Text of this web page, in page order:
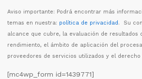
Aviso importante: Podrá encontrar más informaci
temas en nuestra: política de privacidad. Su
alcance que cubre, la evaluación de resultados
rendimiento, el ámbito de aplicación del
proveedores de servicios utilizados y el
[mc4wp_form id=1439771]